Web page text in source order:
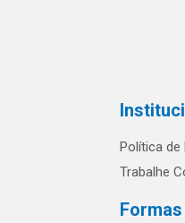
Política de
Trabalhe